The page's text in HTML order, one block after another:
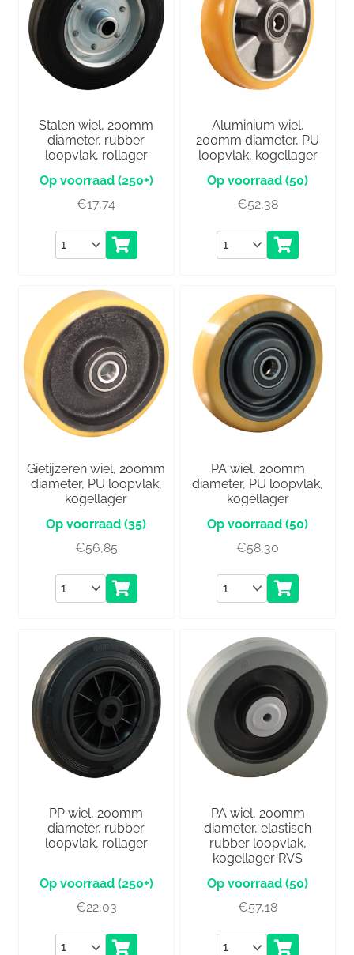
Stalen wiel, 200mm
diameter, rubber
loopvlak, rollager
(250+)
€17,74
Aantal
Aluminium wiel,
200mm diameter, PU
loopvlak, kogellager
(50)
€52,38
Aantal
Gietijzeren wiel, 200mm
diameter, PU loopvlak,
kogellager
(35)
€56,85
Aantal
PA wiel, 200mm
diameter, PU loopvlak,
kogellager
(50)
€58,30
Aantal
PP wiel, 200mm
diameter, rubber
loopvlak, rollager
(250+)
€22,03
Aantal
PA wiel, 200mm
diameter, elastisch
rubber loopvlak,
kogellager RVS
(50)
€57,18
Aantal